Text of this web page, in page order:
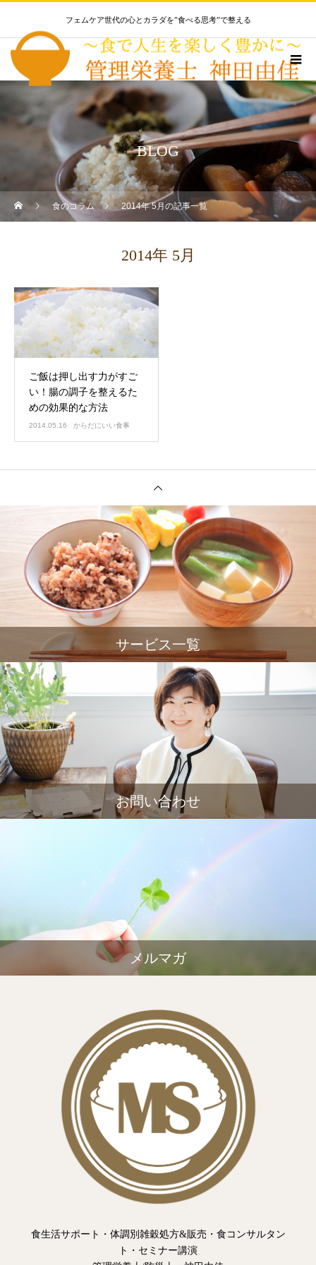
フェムケア世代の心とカラダを”食べる思考”で整える
BLOG
食のコラム 2014年 5月の記事一覧
2014年 5月
ご飯は押し出す力がすご
い！腸の調子を整えるた
めの効果的な方法
2014.05.16 からだにいい食事
サービス一覧
お問い合わせ
メルマガ
食生活サポート・体調別雑穀処方&販売・食コンサルタン
ト・セミナー講演